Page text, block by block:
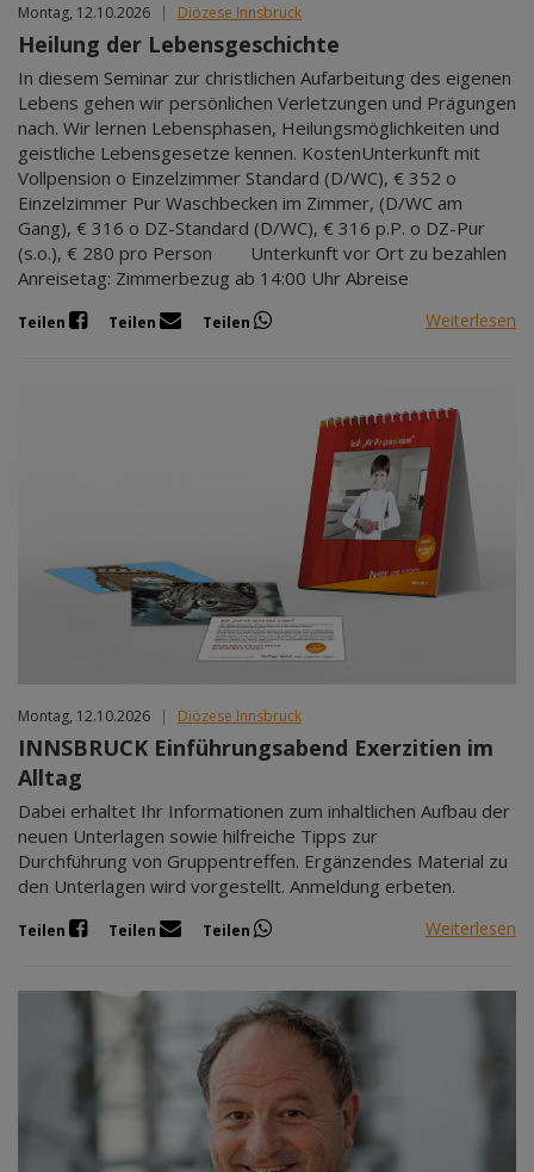
Montag, 12.10.2026 | Diözese Innsbruck
Heilung der Lebensgeschichte
In diesem Seminar zur christlichen Aufarbeitung des eigenen
Lebens gehen wir persönlichen Verletzungen und Prägungen
nach. Wir lernen Lebensphasen, Heilungsmöglichkeiten und
geistliche Lebensgesetze kennen. KostenUnterkunft mit
Vollpension o Einzelzimmer Standard (D/WC), € 352 o
Einzelzimmer Pur Waschbecken im Zimmer, (D/WC am
Gang), € 316 o DZ-Standard (D/WC), € 316 p.P. o DZ-Pur
(s.o.), € 280 pro Person Unterkunft vor Ort zu bezahlen
Anreisetag: Zimmerbezug ab 14:00 Uhr Abreise
Teilen Teilen Teilen Weiterlesen
Montag, 12.10.2026 | Diözese Innsbruck
INNSBRUCK Einführungsabend Exerzitien im
Alltag
Dabei erhaltet Ihr Informationen zum inhaltlichen Aufbau der
neuen Unterlagen sowie hilfreiche Tipps zur
Durchführung von Gruppentreffen. Ergänzendes Material zu
den Unterlagen wird vorgestellt. Anmeldung erbeten.
Teilen Teilen Teilen Weiterlesen